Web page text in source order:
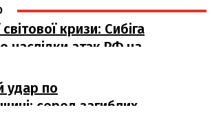
кризи: Сибіга
наслідки атак РФ на
удар по
серед загиблих